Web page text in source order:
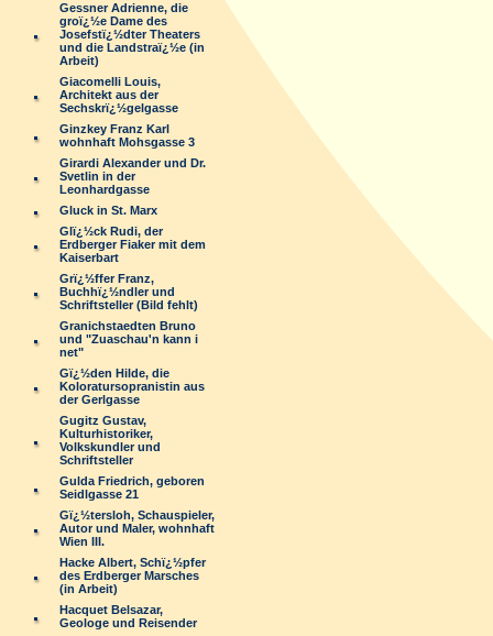
Gessner Adrienne, die
groï¿½e Dame des
Josefstï¿½dter Theaters
und die Landstraï¿½e (in
Arbeit)
Giacomelli Louis,
Architekt aus der
Sechskrï¿½gelgasse
Ginzkey Franz Karl
wohnhaft Mohsgasse 3
Girardi Alexander und Dr.
Svetlin in der
Leonhardgasse
Gluck in St. Marx
Glï¿½ck Rudi, der
Erdberger Fiaker mit dem
Kaiserbart
Grï¿½ffer Franz,
Buchhï¿½ndler und
Schriftsteller (Bild fehlt)
Granichstaedten Bruno
und "Zuaschau'n kann i
net"
Gï¿½den Hilde, die
Koloratursopranistin aus
der Gerlgasse
Gugitz Gustav,
Kulturhistoriker,
Volkskundler und
Schriftsteller
Gulda Friedrich, geboren
Seidlgasse 21
Gï¿½tersloh, Schauspieler,
Autor und Maler, wohnhaft
Wien III.
Hacke Albert, Schï¿½pfer
des Erdberger Marsches
(in Arbeit)
Hacquet Belsazar,
Geologe und Reisender